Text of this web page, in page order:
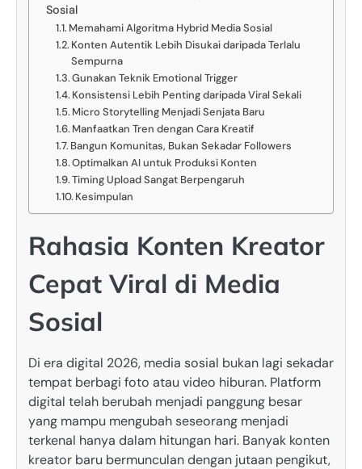
Sosial
Memahami Algoritma Hybrid Media Sosial
Konten Autentik Lebih Disukai daripada Terlalu
Sempurna
Gunakan Teknik Emotional Trigger
Konsistensi Lebih Penting daripada Viral Sekali
Micro Storytelling Menjadi Senjata Baru
Manfaatkan Tren dengan Cara Kreatif
Bangun Komunitas, Bukan Sekadar Followers
Optimalkan AI untuk Produksi Konten
Timing Upload Sangat Berpengaruh
Kesimpulan
Rahasia Konten Kreator
Cepat Viral di Media
Sosial
Di era digital 2026, media sosial bukan lagi sekadar
tempat berbagi foto atau video hiburan. Platform
digital telah berubah menjadi panggung besar
yang mampu mengubah seseorang menjadi
terkenal hanya dalam hitungan hari. Banyak konten
kreator baru bermunculan dengan jutaan pengikut,